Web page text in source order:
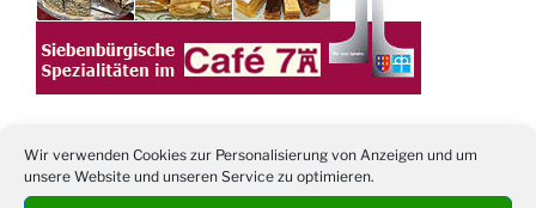
Wir verwenden Cookies zur Personalisierung von Anzeigen und um
unsere Website und unseren Service zu optimieren.
TERMINE